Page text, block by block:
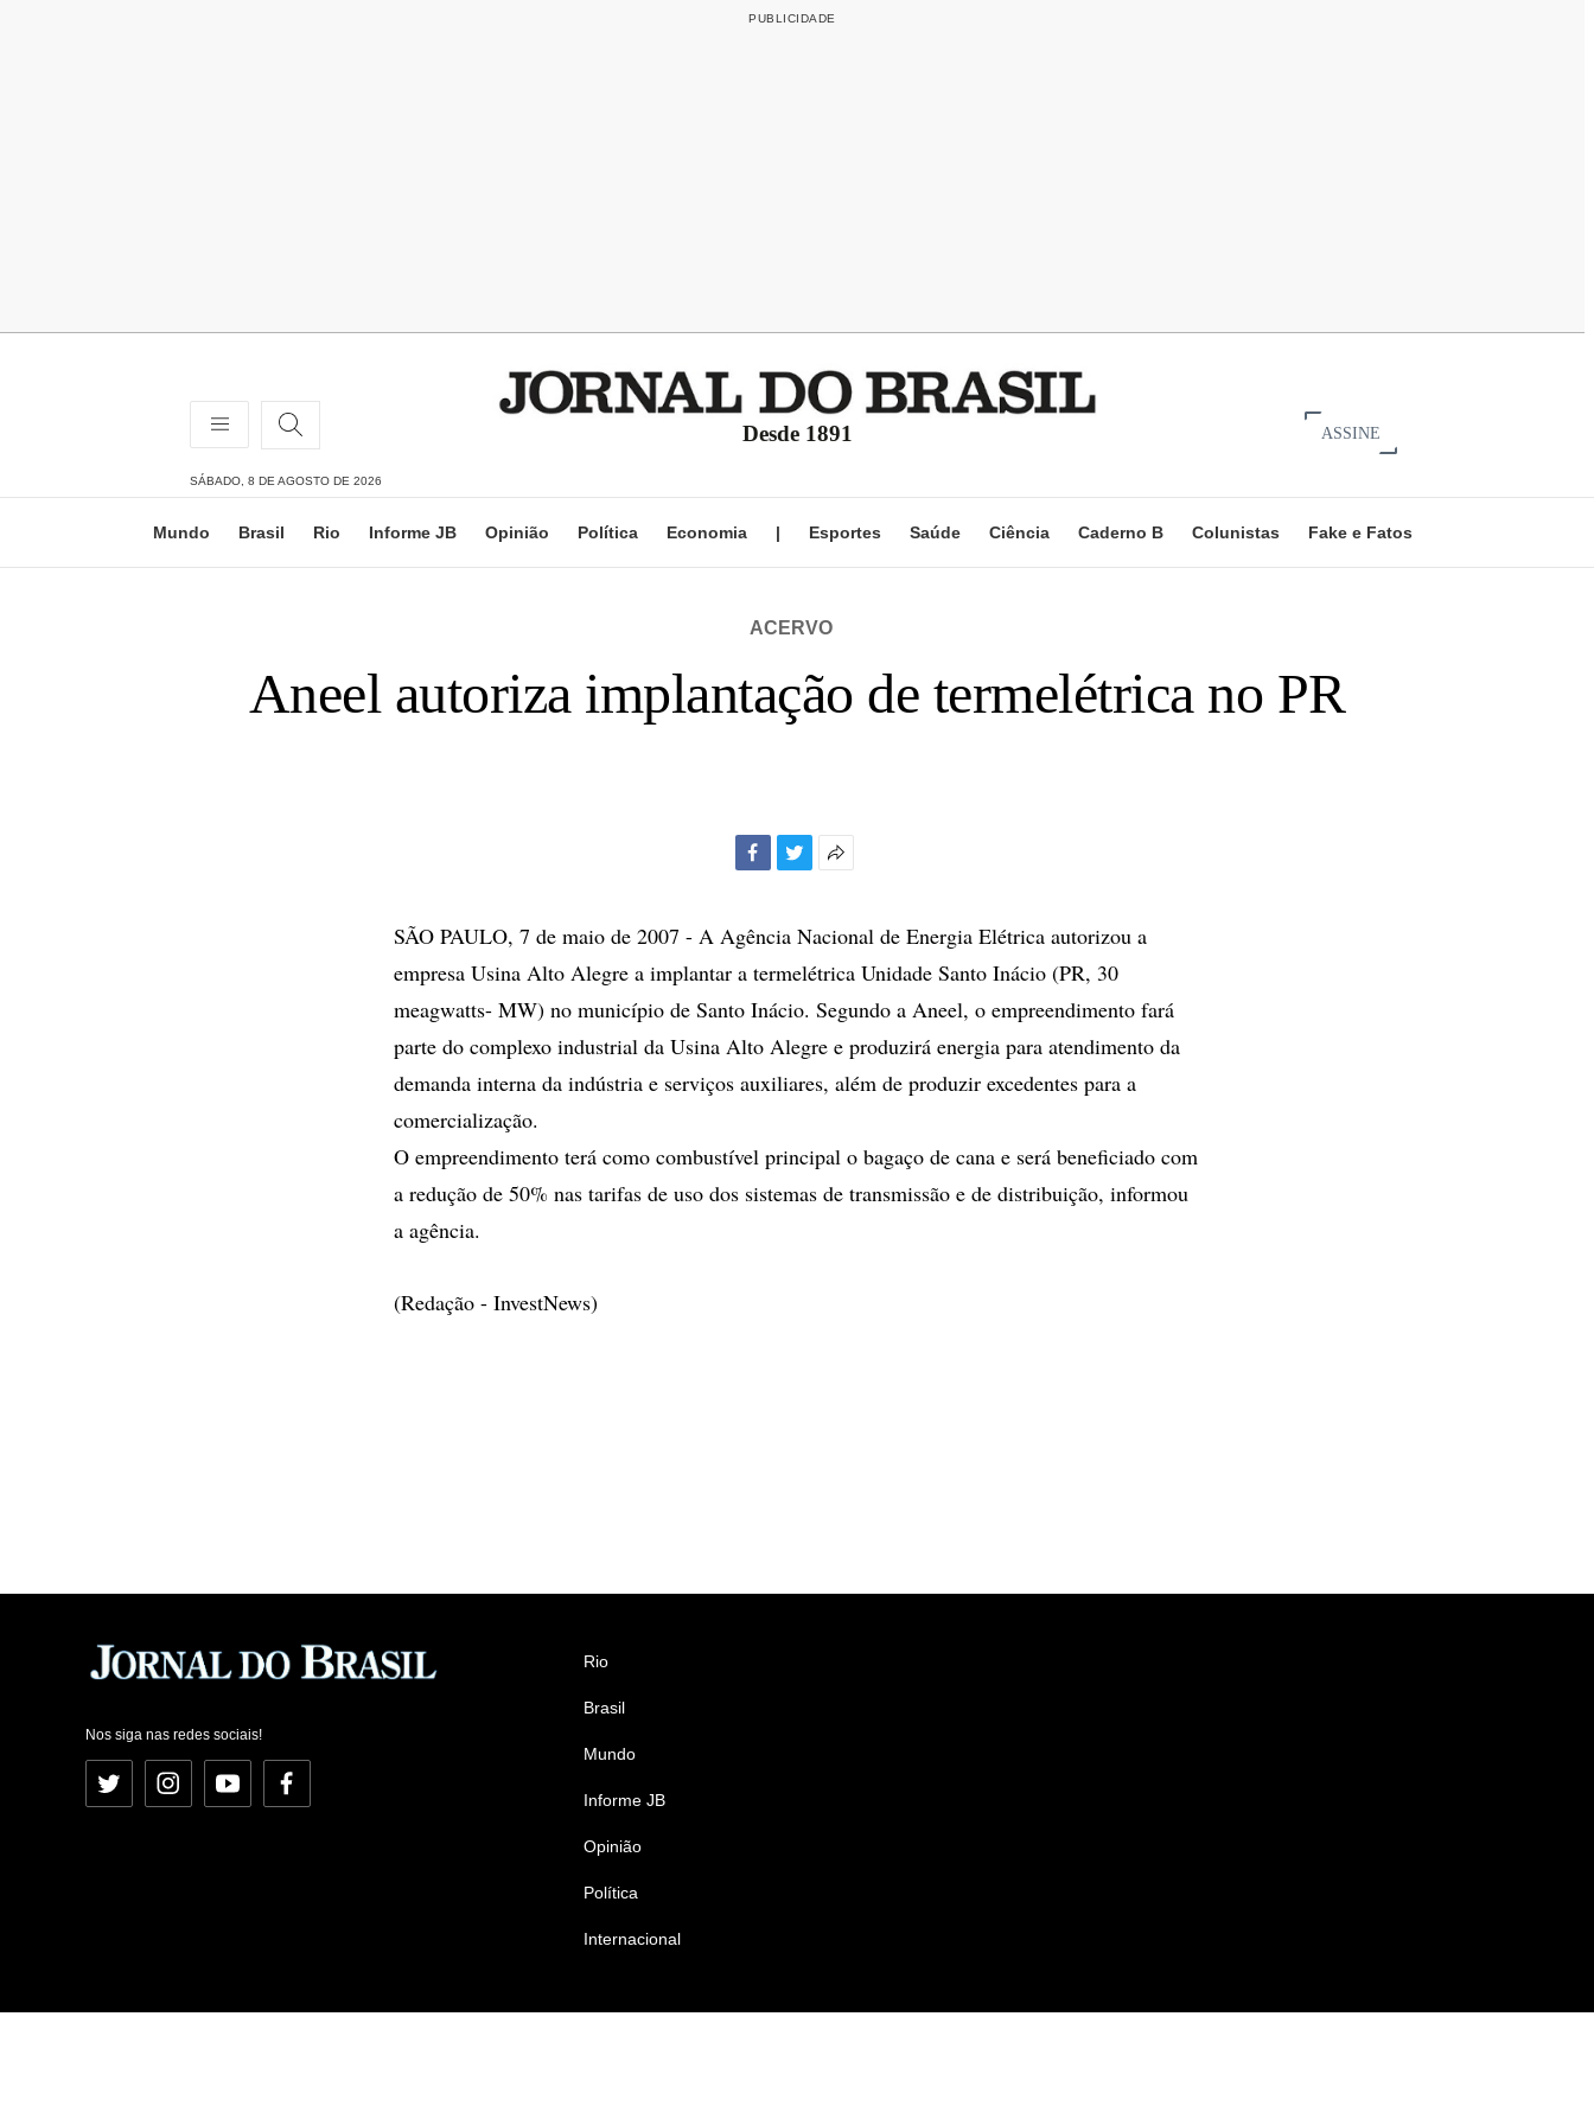
Desde 1891 ASSINE
SÁBADO, 8 DE AGOSTO DE 2026
Mundo Brasil Rio Informe JB Opinião Política Economia | Esportes Saúde Ciência Caderno B Colunistas Fake e Fatos
ACERVO
Aneel autoriza implantação de termelétrica no PR
compartilhamento
SÃO PAULO, 7 de maio de 2007 - A Agência Nacional de Energia Elétrica autorizou a
empresa Usina Alto Alegre a implantar a termelétrica Unidade Santo Inácio (PR, 30
meagwatts- MW) no município de Santo Inácio. Segundo a Aneel, o empreendimento fará
parte do complexo industrial da Usina Alto Alegre e produzirá energia para atendimento da
demanda interna da indústria e serviços auxiliares, além de produzir excedentes para a
comercialização.
O empreendimento terá como combustível principal o bagaço de cana e será beneficiado com
a redução de 50% nas tarifas de uso dos sistemas de transmissão e de distribuição, informou
a agência.
(Redação - InvestNews)
Nos siga nas redes sociais!
Twitter InstagramYouTubeFacebook
Rio
Brasil
Mundo
Informe JB
Opinião
Política
Internacional